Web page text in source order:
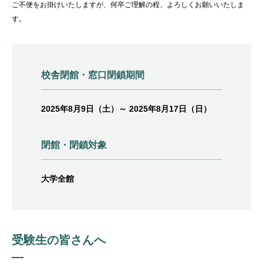
ご不便をお掛けいたしますが、何卒ご理解の程、よろしくお願いいたしま
す。
校舎閉館・窓口閉鎖期間
2025年8月9日（土）～ 2025年8月17日（日）
閉館・閉鎖対象
大学全館
受験生の皆さんへ